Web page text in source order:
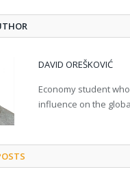
DAVID OREŠKOVIĆ
Economy student
influence on the